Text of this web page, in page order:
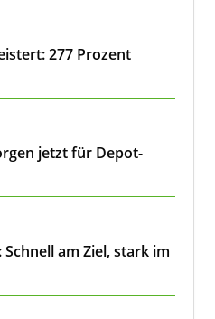
277 Prozent
jetzt für Depot-
am Ziel, stark im